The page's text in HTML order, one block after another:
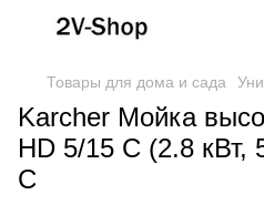
Товары для дома и сада
Karcher Мойка
HD 5/15 C (2.8 кВт,
C